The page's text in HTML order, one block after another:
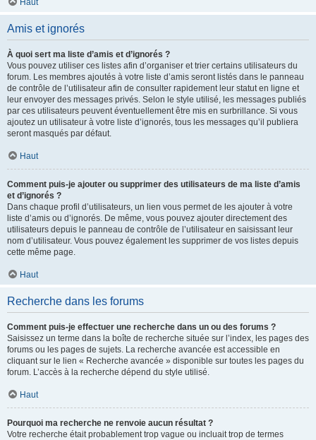
Haut
Amis et ignorés
À quoi sert ma liste d’amis et d’ignorés ?
Vous pouvez utiliser ces listes afin d’organiser et trier certains utilisateurs du
forum. Les membres ajoutés à votre liste d’amis seront listés dans le panneau
de contrôle de l’utilisateur afin de consulter rapidement leur statut en ligne et
leur envoyer des messages privés. Selon le style utilisé, les messages publiés
par ces utilisateurs peuvent éventuellement être mis en surbrillance. Si vous
ajoutez un utilisateur à votre liste d’ignorés, tous les messages qu’il publiera
seront masqués par défaut.
Haut
Comment puis-je ajouter ou supprimer des utilisateurs de ma liste d’amis
et d’ignorés ?
Dans chaque profil d’utilisateurs, un lien vous permet de les ajouter à votre
liste d’amis ou d’ignorés. De même, vous pouvez ajouter directement des
utilisateurs depuis le panneau de contrôle de l’utilisateur en saisissant leur
nom d’utilisateur. Vous pouvez également les supprimer de vos listes depuis
cette même page.
Haut
Recherche dans les forums
Comment puis-je effectuer une recherche dans un ou des forums ?
Saisissez un terme dans la boîte de recherche située sur l’index, les pages des
forums ou les pages de sujets. La recherche avancée est accessible en
cliquant sur le lien « Recherche avancée » disponible sur toutes les pages du
forum. L’accès à la recherche dépend du style utilisé.
Haut
Pourquoi ma recherche ne renvoie aucun résultat ?
Votre recherche était probablement trop vague ou incluait trop de termes